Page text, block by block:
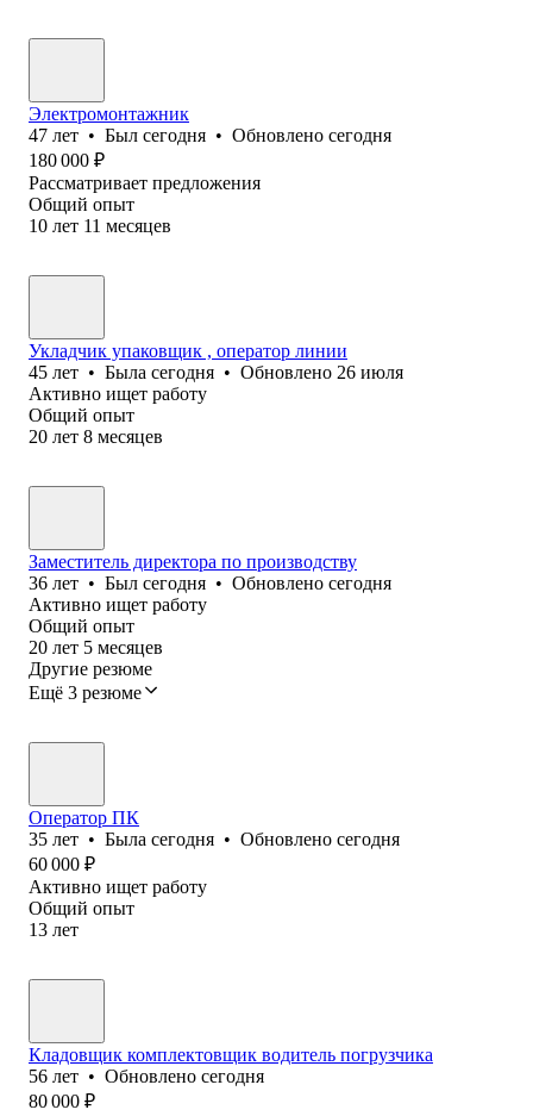
Электромонтажник
47 лет • Был сегодня • Обновлено сегодня
180 000 ₽
Рассматривает предложения
Общий опыт
10 лет 11 месяцев
Укладчик упаковщик , оператор линии
45 лет • Была сегодня • Обновлено 26 июля
Активно ищет работу
Общий опыт
20 лет 8 месяцев
Заместитель директора по производству
36 лет • Был сегодня • Обновлено сегодня
Активно ищет работу
Общий опыт
20 лет 5 месяцев
Другие резюме
Ещё 3 резюме
Оператор ПК
35 лет • Была сегодня • Обновлено сегодня
60 000 ₽
Активно ищет работу
Общий опыт
13 лет
Кладовщик комплектовщик водитель погрузчика
56 лет • Обновлено сегодня
80 000 ₽